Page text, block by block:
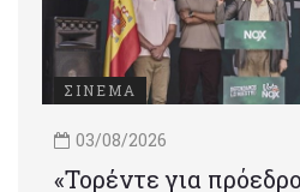
ΣΙΝΕΜΑ
03/08/2026
«Τορέντε για